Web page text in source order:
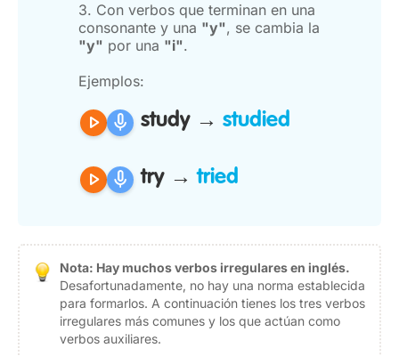
3. Con verbos que terminan en una
consonante y una "y", se cambia la
"y" por una "i".
Ejemplos:
play_arrow mic study → studied
play_arrow mic try →tried
Nota: Hay muchos verbos irregulares en inglés.
Desafortunadamente, no hay una norma establecida
para formarlos. A continuación tienes los tres verbos
irregulares más comunes y los que actúan como
verbos auxiliares.